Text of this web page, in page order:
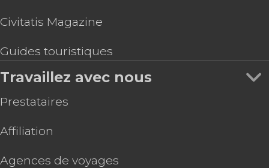
Civitatis Magazine
Guides touristiques
Travaillez avec nous
Prestataires
Affiliation
Agences de voyages